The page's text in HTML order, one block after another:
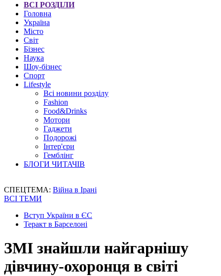
ВСІ РОЗДІЛИ
Головна
Україна
Місто
Світ
Бізнес
Наука
Шоу-бізнес
Спорт
Lifestyle
Всі новини розділу
Fashion
Food&Drinks
Мотори
Гаджети
Подорожі
Інтер'єри
Гемблінг
БЛОГИ ЧИТАЧІВ
СПЕЦТЕМА: Війна в Ірані
ВСІ ТЕМИ
Вступ України в ЄС
Теракт в Барселоні
ЗМІ знайшли найгарнішу
дівчину-охоронця в світі